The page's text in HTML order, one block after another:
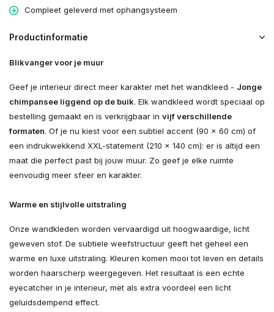
Compleet geleverd met ophangsysteem
Productinformatie
Blikvanger voor je muur
Geef je interieur direct meer karakter met het wandkleed - Jonge
chimpansee liggend op de buik. Elk wandkleed wordt speciaal op
bestelling gemaakt en is verkrijgbaar in vijf verschillende
formaten. Of je nu kiest voor een subtiel accent (90 × 60 cm) of
een indrukwekkend XXL-statement (210 × 140 cm): er is altijd een
maat die perfect past bij jouw muur. Zo geef je elke ruimte
eenvoudig meer sfeer en karakter.
Warme en stijlvolle uitstraling
Onze wandkleden worden vervaardigd uit hoogwaardige, licht
geweven stof. De subtiele weefstructuur geeft het geheel een
warme en luxe uitstraling. Kleuren komen mooi tot leven en details
worden haarscherp weergegeven. Het resultaat is een echte
eyecatcher in je interieur, met als extra voordeel een licht
geluidsdempend effect.